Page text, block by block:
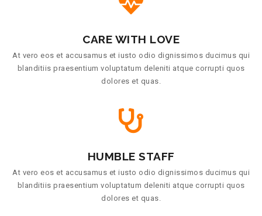
CARE WITH LOVE
At vero eos et accusamus et iusto odio dignissimos ducimus qui
blanditiis praesentium voluptatum deleniti atque corrupti quos
dolores et quas.
HUMBLE STAFF
At vero eos et accusamus et iusto odio dignissimos ducimus qui
blanditiis praesentium voluptatum deleniti atque corrupti quos
dolores et quas.